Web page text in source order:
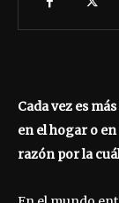
Cada vez es
en el hogar o
razón por la